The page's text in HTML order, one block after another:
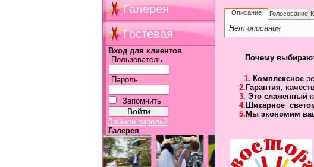
Галерея
Гостевая
Вход для клиентов
Пользователь
Пароль
Запомнить
Забыли пароль?
Галерея
Описание Голосование
Нет описания
Почему
1.. Комплексное
2. Гарантия,
3. Это слаженный
4. Шикарное
5. Мы экономим